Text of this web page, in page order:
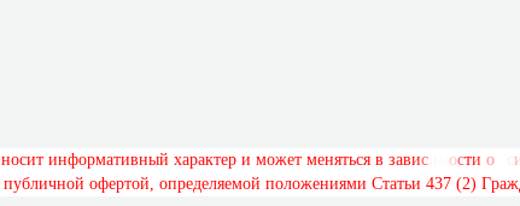
носит информативный характер и может меняться в зависи ости от
публичной офертой, определяемой положениями Статьи 437 (2) Граж